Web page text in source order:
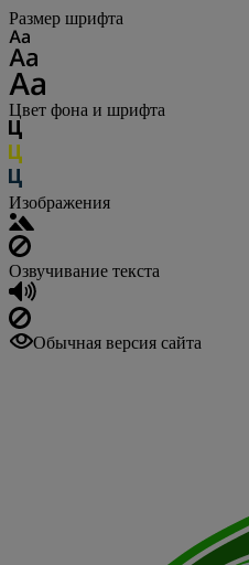
Размер шрифта
Цвет фона и шрифта
Изображения
Озвучивание текста
Обычная версия сайта